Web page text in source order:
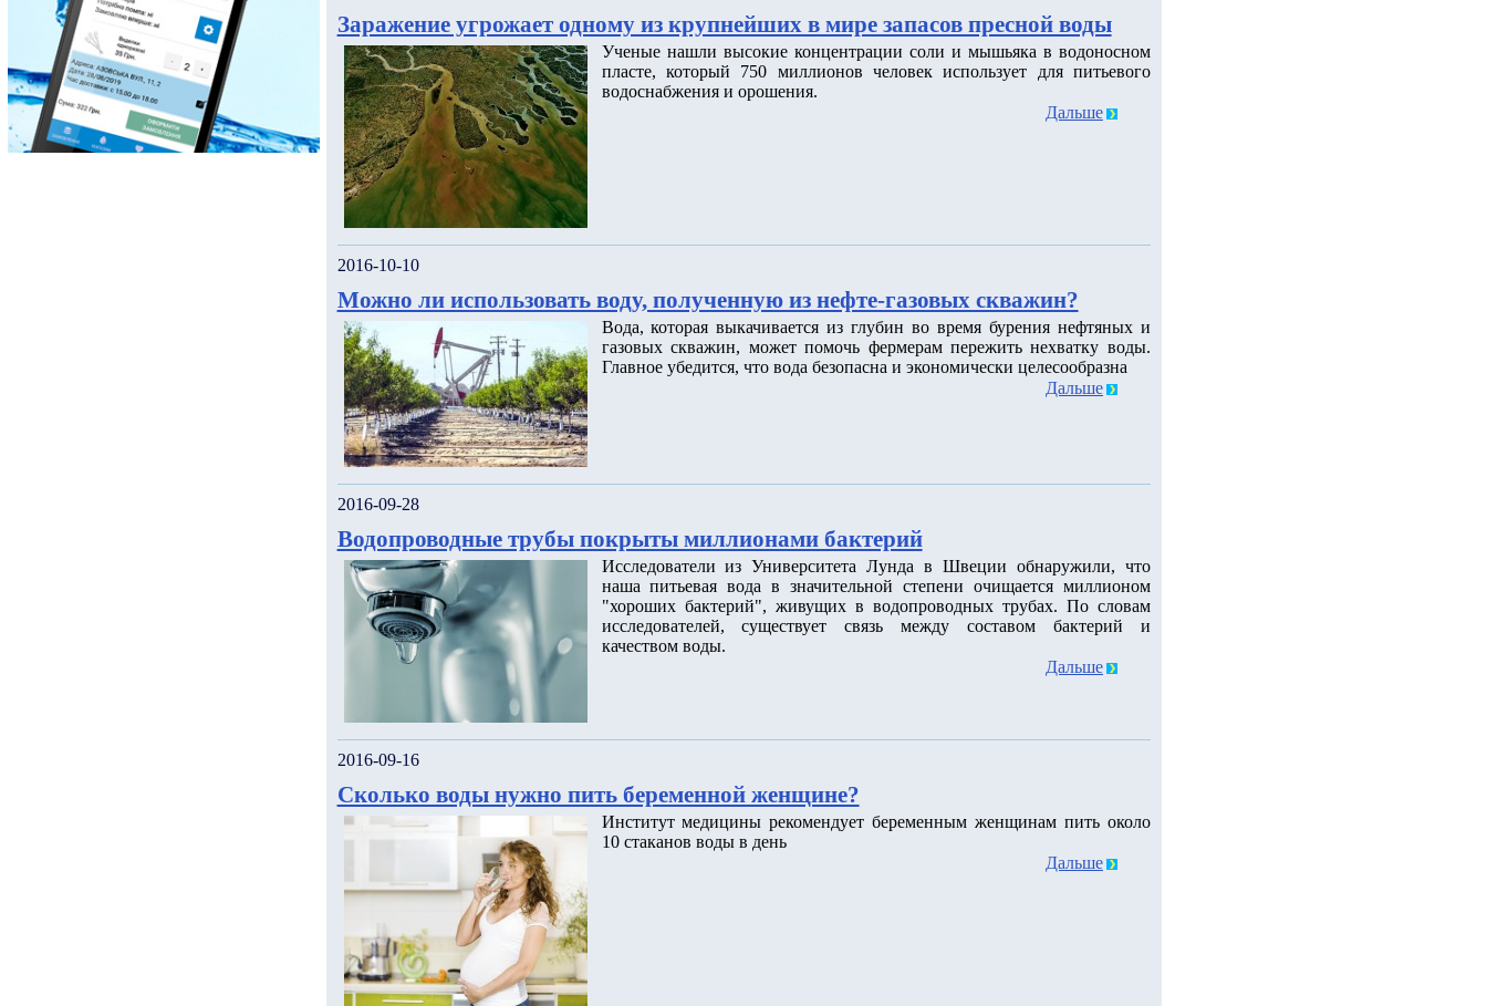
Заражение угрожает одному из крупнейших в мире запасов пресной воды
Ученые нашли высокие концентрации соли и мышьяка в водоносном
пласте, который 750 миллионов человек использует для питьевого
водоснабжения и орошения.
Дальше
2016-10-10
Можно ли использовать воду, полученную из нефте-газовых скважин?
Вода, которая выкачивается из глубин во время бурения нефтяных и
газовых скважин, может помочь фермерам пережить нехватку воды.
Главное убедится, что вода безопасна и экономически целесообразна
Дальше
2016-09-28
Водопроводные трубы покрыты миллионами бактерий
Исследователи из Университета Лунда в Швеции обнаружили, что
наша питьевая вода в значительной степени очищается миллионом
"хороших бактерий", живущих в водопроводных трубах. По словам
исследователей, существует связь между составом бактерий и
качеством воды.
Дальше
2016-09-16
Сколько воды нужно пить беременной женщине?
Институт медицины рекомендует беременным женщинам пить около
10 стаканов воды в день
Дальше